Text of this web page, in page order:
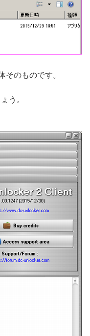
そのものです。
う。